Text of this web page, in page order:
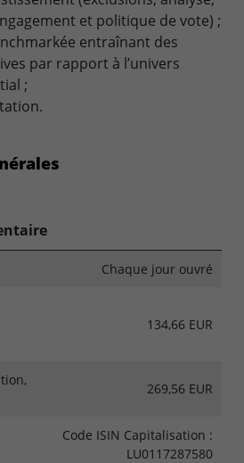
et politique de vote) ;
entraînant des
par rapport à l’univers
;
Chaque jour ouvré
134,66 EUR
269,56 EUR
Code ISIN Capitalisation :
LU0117287580